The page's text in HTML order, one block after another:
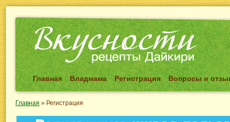
Главная Владмама Регистрация Вопросы и
Главная » Регистрация